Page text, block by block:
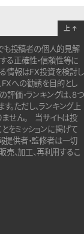
でも投稿者の個人的見解
る正確性・信頼性等に
情報はFX投資を検討し
への勧誘を目的とし
評価・ランキングは、8つ
。ただし、ランキング上
せん。
当サイトは投
をミッションに掲げて
提供者・監修者は一切
売、加工、再利用するこ
上 ↑